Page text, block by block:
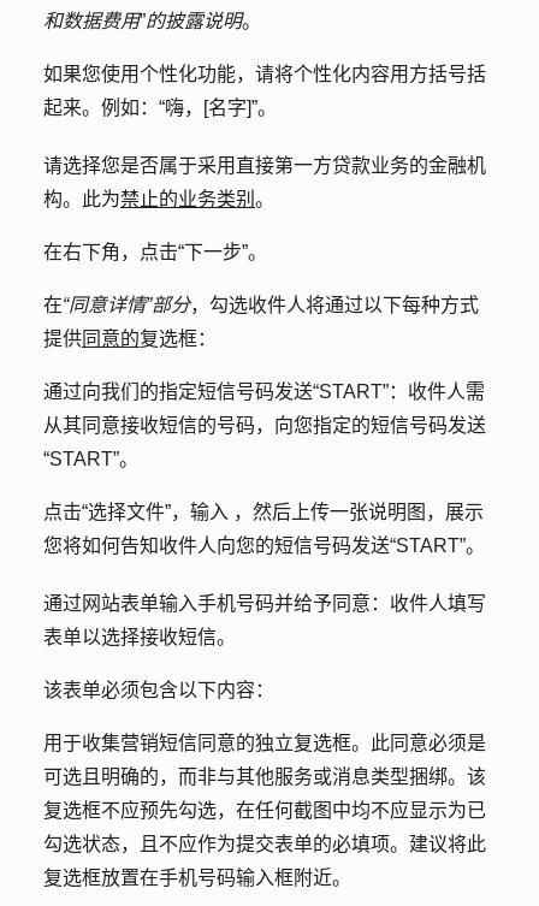
和数据费用”的披露说明。
如果您使用个性化功能，请将个性化内容用方括号括
起来。例如：“嗨，[名字]”。
请选择您是否属于采用直接第一方贷款业务的金融机
构。此为禁止的业务类别 。
在右下角，点击“下一步”。
在“同意详情”部分，勾选收件人将通过以下每种方式
提供同意的复选框 ：
通过向我们的指定短信号码发送“START”：收件人需
从其同意接收短信的号码，向您指定的短信号码发送
“START”。
点击“选择文件”，输入 ，然后上传一张说明图，展示
您将如何告知收件人向您的短信号码发送“START”。
通过网站表单输入手机号码并给予同意 ：收件人填写
表单以选择接收短信。
该表单必须包含以下内容：
用于收集营销短信同意的独立复选框。此同意必须是
可选且明确的，而非与其他服务或消息类型捆绑。该
复选框不应预先勾选，在任何截图中均不应显示为已
勾选状态，且不应作为提交表单的必填项。建议将此
复选框放置在手机号码输入框附近。